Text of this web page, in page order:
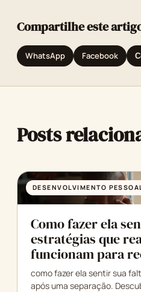
Compartilhe este
WhatsApp Facebook
Posts
DESENVOLVIMENTO
Como fazer ela
estratégias que
funcionam para
como fazer ela sentir sua
após uma separação.